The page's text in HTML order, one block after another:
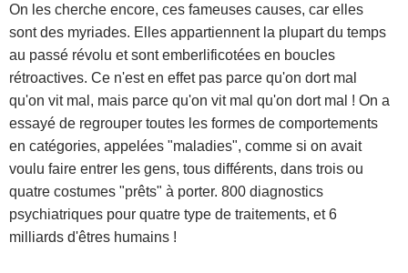
On les cherche encore, ces fameuses causes, car elles
sont des myriades. Elles appartiennent la plupart du temps
au passé révolu et sont emberlificotées en boucles
rétroactives. Ce n'est en effet pas parce qu'on dort mal
qu'on vit mal, mais parce qu'on vit mal qu'on dort mal ! On a
essayé de regrouper toutes les formes de comportements
en catégories, appelées "maladies", comme si on avait
voulu faire entrer les gens, tous différents, dans trois ou
quatre costumes "prêts" à porter. 800 diagnostics
psychiatriques pour quatre type de traitements, et 6
milliards d'êtres humains !